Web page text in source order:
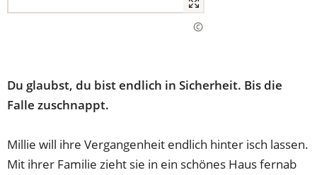
Du glaubst, du bist endlich in Sicherheit. Bis die
Falle zuschnappt.
Millie will ihre Vergangenheit endlich hinter isch lassen.
Mit ihrer Familie zieht sie in ein schönes Haus fernab